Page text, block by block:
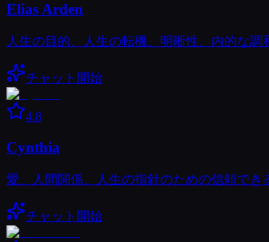
Elias Arden
人生の目的、人生の転機、明晰性、内的な調
チャット開始
4.8
Cynthia
愛、人間関係、人生の指針のための信頼でき
チャット開始